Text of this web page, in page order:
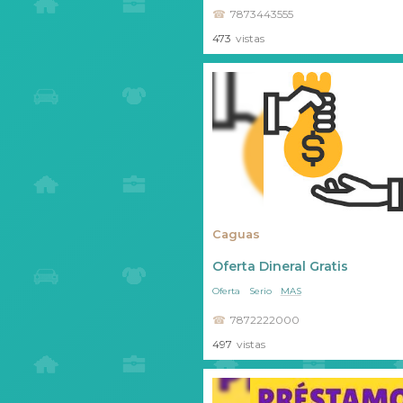
7873443555
473 vistas
Caguas
Oferta Dineral Gratis
7872222000
Oferta Serio MAS
497 vistas